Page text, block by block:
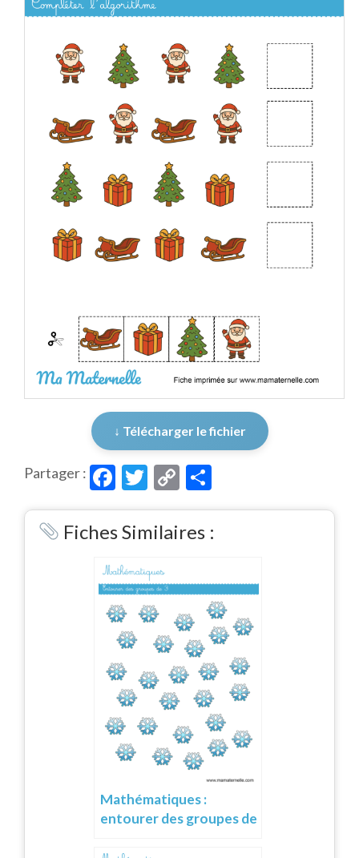
↓ Télécharger le fichier
Partager : Facebook
Twitter
Copy
Link
Fiches Similaires :
Mathématiques :
entourer des groupes de